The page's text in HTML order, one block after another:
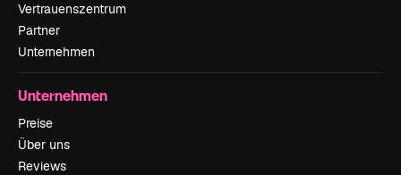
Vertrauenszentrum
Partner
Unternehmen
Unternehmen
Preise
Über uns
Reviews